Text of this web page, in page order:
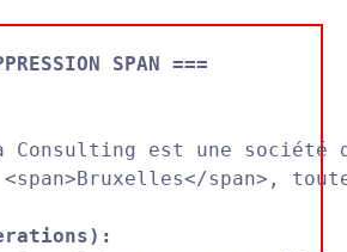
SPAN ===
Consulting est une société
<span>Bruxelles</span>,